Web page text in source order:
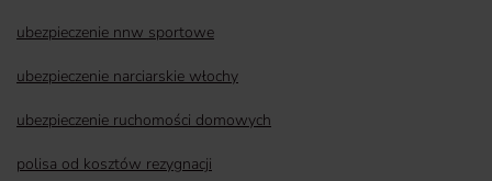
ubezpieczenie nnw sportowe
ubezpieczenie narciarskie włochy
ubezpieczenie ruchomości domowych
polisa od kosztów rezygnacji